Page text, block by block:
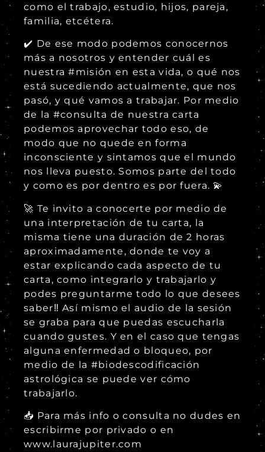
como el trabajo, estudio, hijos, pareja,
familia, etcétera.
✔️ De ese modo podemos conocernos
más a nosotros y entender cuál es
nuestra #misión en esta vida, o qué nos
está sucediendo actualmente, que nos
pasó, y qué vamos a trabajar. Por medio
de la #consulta de nuestra carta
podemos aprovechar todo eso, de
modo que no quede en forma
inconsciente y sintamos que el mundo
nos lleva puesto. Somos parte del todo
y como es por dentro es por fuera. 💫
🚀 Te invito a conocerte por medio de
una interpretación de tu carta, la
misma tiene una duración de 2 horas
aproximadamente, donde te voy a
estar explicando cada aspecto de tu
carta, como integrarlo y trabajarlo y
podes preguntarme todo lo que desees
saber‼️ Así mismo el audio de la sesión
se graba para que puedas escucharla
cuando gustes. Y en el caso que tengas
alguna enfermedad o bloqueo, por
medio de la #biodescodificación
astrológica se puede ver cómo
trabajarlo.
📥 Para más info o consulta no dudes en
escribirme por privado o en
www.laurajupiter.com